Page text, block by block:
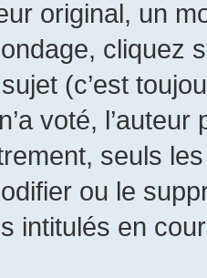
original, un
cliquez
(c’est
voté,
seuls
ou le
intitulés en